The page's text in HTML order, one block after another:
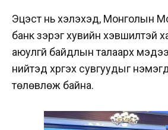
Эцэст нь хэлэхэд, Монголын
банк зэрэг хувийн хэвшилтэй
аюулгүй байдлын талаарх
нийтэд хүргэх сувгуудыг
төлөвлөж байна.